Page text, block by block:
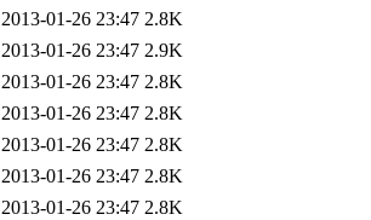
2013-01-26 23:47 2.8K
2013-01-26 23:47 2.9K
2013-01-26 23:47 2.8K
2013-01-26 23:47 2.8K
2013-01-26 23:47 2.8K
2013-01-26 23:47 2.8K
2013-01-26 23:47 2.8K